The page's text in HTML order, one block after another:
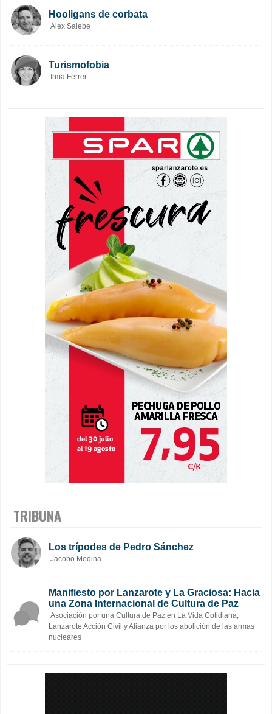
Hooligans de corbata
Alex Salebe
Turismofobia
Irma Ferrer
TRIBUNA
Los trípodes de Pedro Sánchez
Jacobo Medina
Manifiesto por Lanzarote y La Graciosa: Hacia
una Zona Internacional de Cultura de Paz
Asociación por una Cultura de Paz en La Vida Cotidiana,
Lanzarote Acción Civil y Alianza por los abolición de las armas
nucleares